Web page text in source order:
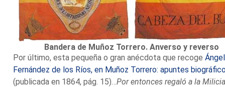
Bandera de Muñoz Torrero. Anverso y reverso
Por último, esta pequeña o gran anécdota que recogeÁngel
Fernández de los Ríos, en Muñoz Torrero: apuntes
(publicada en 1864, pág. 15)…Por entonces regaló a la